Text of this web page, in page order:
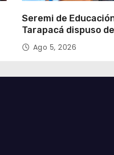
Seremi de
Tarapacá dispuso de
facilitadores para
proceso de Admisión
Ago 5, 2026